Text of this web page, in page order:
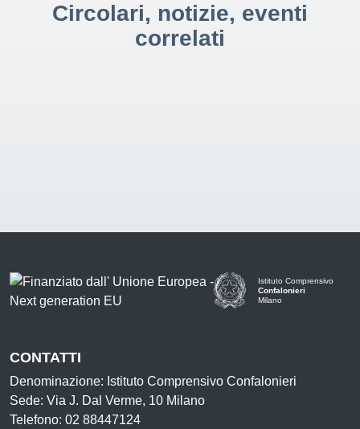
Circolari, notizie, eventi
correlati
Istituto Comprensivo
Confalonieri
Milano
CONTATTI
Denominazione: Istituto Comprensivo Confalonieri
Sede: Via J. Dal Verme, 10 Milano
Telefono: 02 88447124